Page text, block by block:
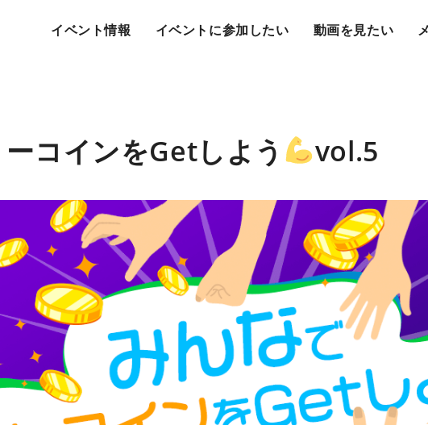
イベント情報 イベントに参加したい 動画を見たい
コインをGetしよう vol.5